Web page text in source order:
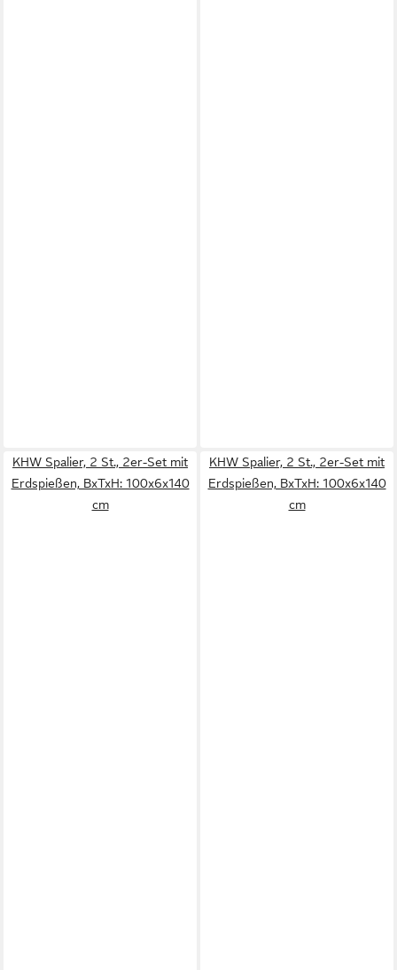
KHW Spalier, 2 St., 2er-Set mit
Erdspießen, BxTxH: 100x6x140
cm
KHW Spalier, 2 St., 2er-Set mit
Erdspießen, BxTxH: 100x6x140
cm